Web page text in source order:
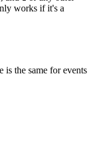
works if it's a
is the same for events